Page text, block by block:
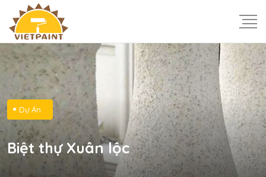
Dự Án
Biệt thự Xuân lộc